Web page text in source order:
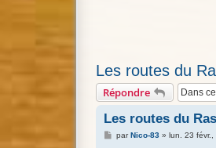
Les routes du
Répondre
Les routes du
MparNico-83» lun. 23